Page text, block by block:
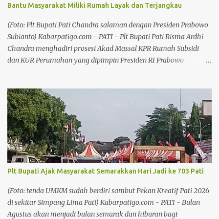
menghadirkan pawai artis dan panggung hiburan untuk
masyarakat. Plt Bupati Pati Risma Ardhi Chandra mengatakan
pemerintah daerah telah melakukan koordinasi dengan tim M...
Bantu Masyarakat Miliki Rumah Layak dan Terjangkau
(Foto: Plt Bupati Pati Chandra salaman dengan Presiden Prabowo
Subianto) Kabarpatigo.com - PATI - Plt Bupati Pati Risma Ardhi
Chandra menghadiri prosesi Akad Massal KPR Rumah Subsidi
dan KUR Perumahan yang dipimpin Presiden RI Prabowo
dari percepatan Program Tiga Juta Rumah bagi Masyarakat
Berpenghasilan Rendah (MBR) dengan total nilai pembiayaan
mencapai Rp880 miliar. Baca juga: Memasuki Kemarau Panjang,
Pemkab Pati Siapkan Strategi Atasi Kekeringan Baca juga:
Kebijakan Larangan Jual LKS Dinilai Tak Matang, Fatkhur
Rahman: Hanya Melarang, Tanpa Ada Solusi Chandra
menyampaikan bahwa Pemerintah Kabupaten Pati mendukung
penuh upaya pemerintah pusat dalam memperluas akses
masyarakat berpenghasilan rendah terhadap hunian yang layak.
Menurutnya, pemenuhan kebutuhan rumah merupakan salah
satu fondasi penting dalam meningkatkan kesejahteraan
Plt Bupati Ajak Masyarakat Semarakkan Hari Jadi ke 703 Pati
(Foto: tenda UMKM sudah berdiri sambut Pekan Kreatif Pati 2026
di sekitar Simpang Lima Pati) Kabarpatigo.com - PATI - Bulan
Agustus akan menjadi bulan semarak dan hiburan bagi